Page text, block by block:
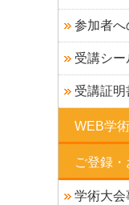
参加者へ
受講シー
受講証
WEB学
ご登録
学術大会